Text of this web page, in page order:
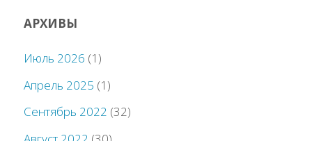
АРХИВЫ
Июль 2026 (1)
Апрель 2025 (1)
Сентябрь 2022 (32)